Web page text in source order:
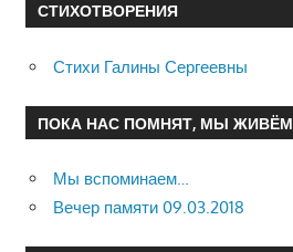
СТИХОТВОРЕНИЯ
Стихи Галины Сергеевны
ПОКА НАС ПОМНЯТ, МЫ ЖИВЁМ
Мы вспоминаем…
Вечер памяти 09.03.2018